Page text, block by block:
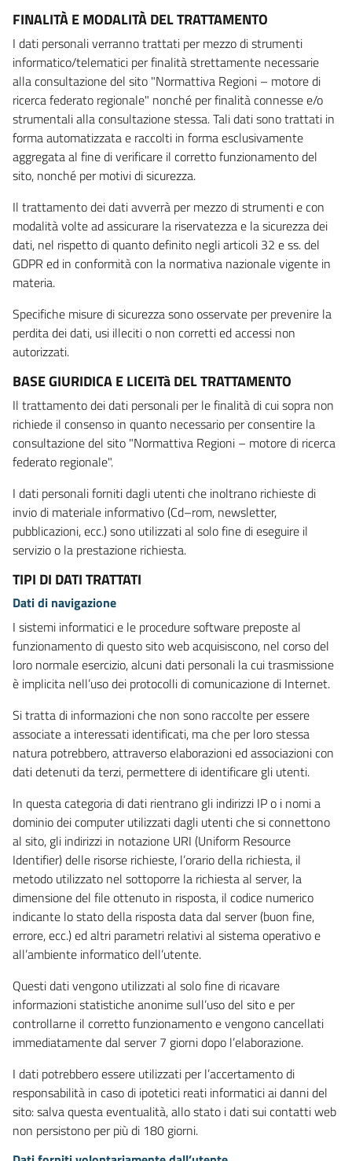
FINALITÀ E MODALITÀ DEL TRATTAMENTO
I dati personali verranno trattati per mezzo di strumenti
informatico/telematici per finalità strettamente necessarie
alla consultazione del sito "Normattiva Regioni – motore di
ricerca federato regionale" nonché per finalità connesse e/o
strumentali alla consultazione stessa. Tali dati sono trattati in
forma automatizzata e raccolti in forma esclusivamente
aggregata al fine di verificare il corretto funzionamento del
sito, nonché per motivi di sicurezza.
Il trattamento dei dati avverrà per mezzo di strumenti e con
modalità volte ad assicurare la riservatezza e la sicurezza dei
dati, nel rispetto di quanto definito negli articoli 32 e ss. del
GDPR ed in conformità con la normativa nazionale vigente in
materia.
Specifiche misure di sicurezza sono osservate per prevenire la
perdita dei dati, usi illeciti o non corretti ed accessi non
autorizzati.
BASE GIURIDICA E LICEITà DEL TRATTAMENTO
Il trattamento dei dati personali per le finalità di cui sopra non
richiede il consenso in quanto necessario per consentire la
consultazione del sito "Normattiva Regioni – motore di ricerca
federato regionale".
I dati personali forniti dagli utenti che inoltrano richieste di
invio di materiale informativo (Cd–rom, newsletter,
pubblicazioni, ecc.) sono utilizzati al solo fine di eseguire il
servizio o la prestazione richiesta.
TIPI DI DATI TRATTATI
Dati di navigazione
I sistemi informatici e le procedure software preposte al
funzionamento di questo sito web acquisiscono, nel corso del
loro normale esercizio, alcuni dati personali la cui trasmissione
è implicita nell’uso dei protocolli di comunicazione di Internet.
Si tratta di informazioni che non sono raccolte per essere
associate a interessati identificati, ma che per loro stessa
natura potrebbero, attraverso elaborazioni ed associazioni con
dati detenuti da terzi, permettere di identificare gli utenti.
In questa categoria di dati rientrano gli indirizzi IP o i nomi a
dominio dei computer utilizzati dagli utenti che si connettono
al sito, gli indirizzi in notazione URI (Uniform Resource
Identifier) delle risorse richieste, l’orario della richiesta, il
metodo utilizzato nel sottoporre la richiesta al server, la
dimensione del file ottenuto in risposta, il codice numerico
indicante lo stato della risposta data dal server (buon fine,
errore, ecc.) ed altri parametri relativi al sistema operativo e
all’ambiente informatico dell’utente.
Questi dati vengono utilizzati al solo fine di ricavare
informazioni statistiche anonime sull’uso del sito e per
controllarne il corretto funzionamento e vengono cancellati
immediatamente dal server 7 giorni dopo l’elaborazione.
I dati potrebbero essere utilizzati per l’accertamento di
responsabilità in caso di ipotetici reati informatici ai danni del
sito: salva questa eventualità, allo stato i dati sui contatti web
non persistono per più di 180 giorni.